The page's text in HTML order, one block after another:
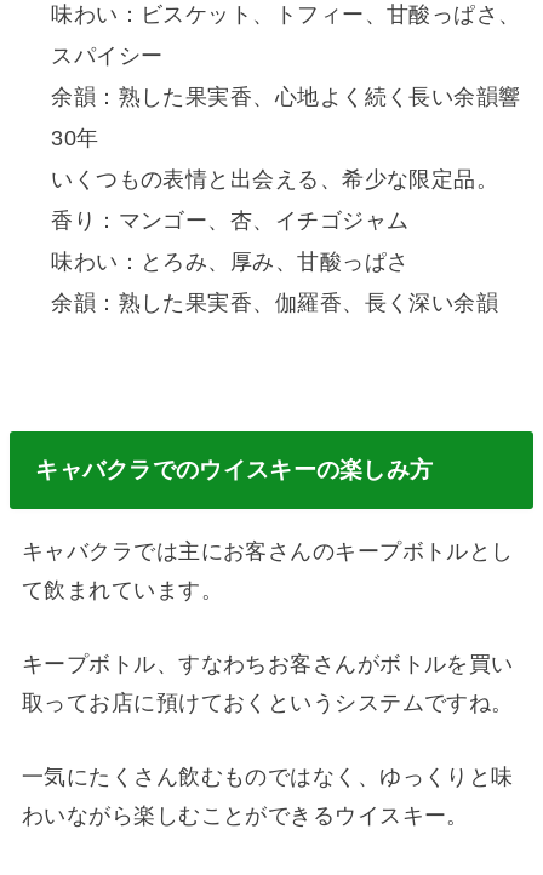
味わい：ビスケット、トフィー、甘酸っぱさ、
スパイシー
余韻：熟した果実香、心地よく続く長い余韻響
30年
いくつもの表情と出会える、希少な限定品。
香り：マンゴー、杏、イチゴジャム
味わい：とろみ、厚み、甘酸っぱさ
余韻：熟した果実香、伽羅香、長く深い余韻
キャバクラでのウイスキーの楽しみ方
キャバクラでは主にお客さんのキープボトルとし
て飲まれています。
キープボトル、すなわちお客さんがボトルを買い
取ってお店に預けておくというシステムですね。
一気にたくさん飲むものではなく、ゆっくりと味
わいながら楽しむことができるウイスキー。